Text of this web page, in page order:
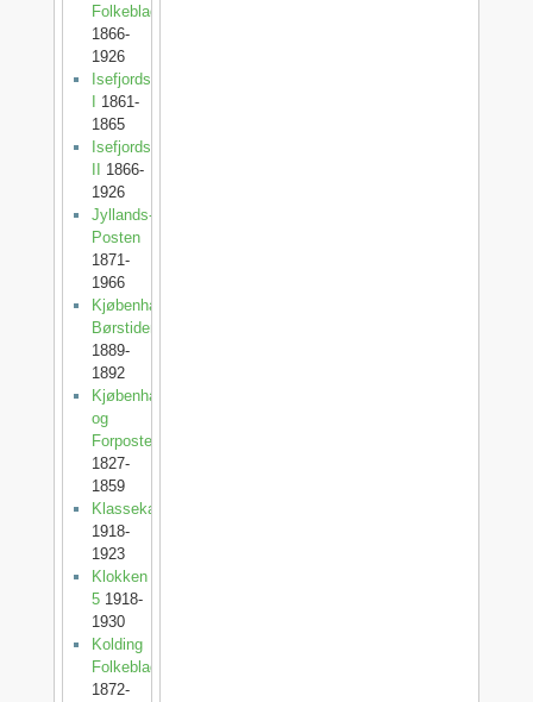
Folkeblad
1866-
1926
Isefjordsposten
1861-
1865
Isefjordsposten
1866-
1926
Jyllands-
Posten
1871-
1966
Kjøbenhavns
Børstidende
1889-
1892
Kjøbenhavnsposten
og
Forposten
1827-
1859
Klassekampen
1918-
1923
Klokken
51918-
1930
Kolding
Folkeblad
1872-